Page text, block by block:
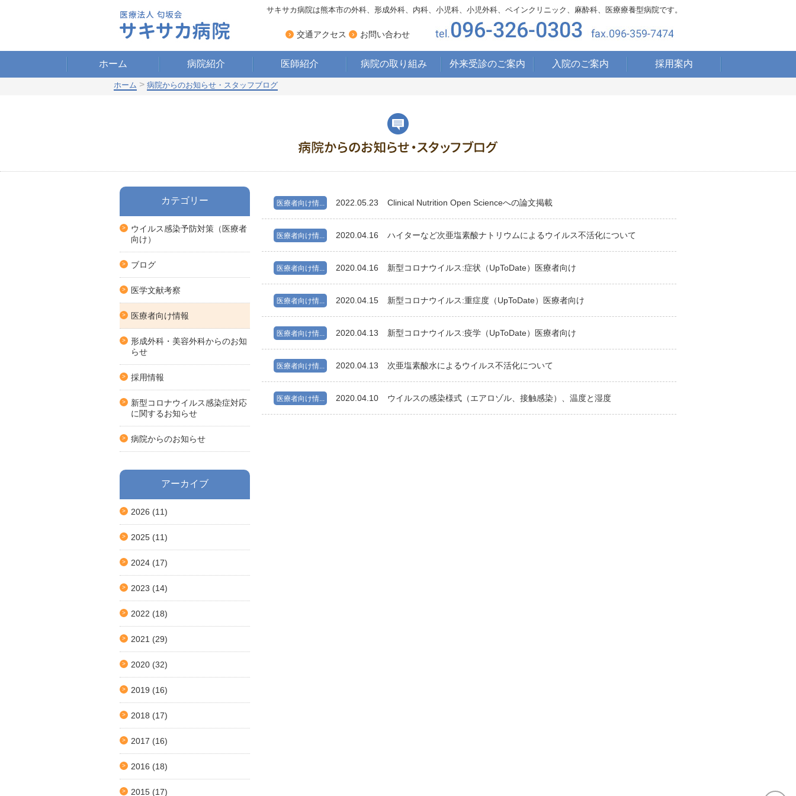
サキサカ病院は熊本市の外科、形成外科、内科、小児科、小児外科、ペインクリニック、麻酔科、医療療養型病院です。
› 交通アクセス › お問い合わせ
ホーム 病院紹介 医師紹介 病院の取り組み
ペインクリニックへの
取り組み
床ずれ・ 褥瘡への
取り組み
外来受診のご案内 入院のご案内 採用案内
ホーム > 病院からのお知らせ・スタッフブログ
カテゴリー
ウイルス感染予防対策（医療者
向け）
ブログ
医学文献考察
医療者向け情報
形成外科・美容外科からのお知
らせ
採用情報
新型コロナウイルス感染症対応
に関するお知らせ
病院からのお知らせ
アーカイブ
2026 (11)
2025 (11)
2024 (17)
2023 (14)
2022 (18)
2021 (29)
2020 (32)
2019 (16)
2018 (17)
2017 (16)
2016 (18)
2015 (17)
医療者向け情... 2022.05.23 Clinical Nutrition Open Scienceへの論文掲載
医療者向け情... 2020.04.16 ハイターなど次亜塩素酸ナトリウムによるウイルス不活化について
医療者向け情... 2020.04.16 新型コロナウイルス:症状（UpToDate）医療者向け
医療者向け情... 2020.04.15 新型コロナウイルス:重症度（UpToDate）医療者向け
医療者向け情... 2020.04.13 新型コロナウイルス:疫学（UpToDate）医療者向け
医療者向け情... 2020.04.13 次亜塩素酸水によるウイルス不活化について
医療者向け情... 2020.04.10 ウイルスの感染様式（エアロゾル、接触感染）、温度と湿度